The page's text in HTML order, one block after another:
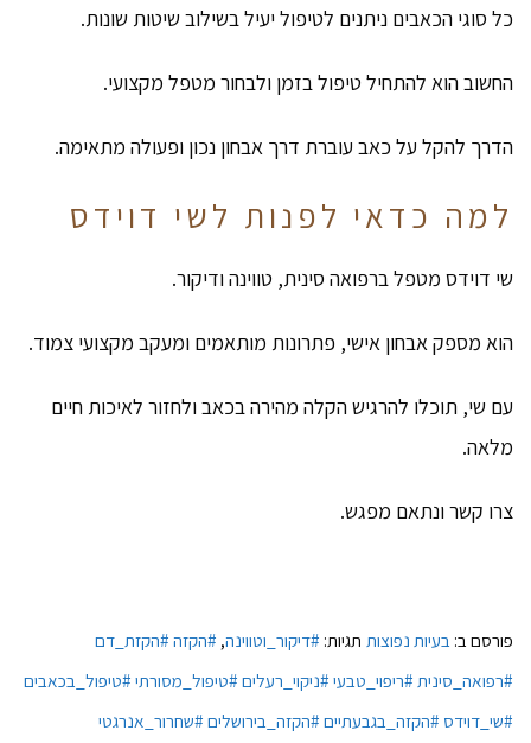
כל סוגי הכאבים ניתנים לטיפול יעיל בשילוב שיטות שונות.
החשוב הוא להתחיל טיפול בזמן ולבחור מטפל מקצועי.
הדרך להקל על כאב עוברת דרך אבחון נכון ופעולה מתאימה.
למה כדאי לפנות לשי דוידס
שי דוידס מטפל ברפואה סינית, טווינה ודיקור.
הוא מספק אבחון אישי, פתרונות מותאמים ומעקב מקצועי צמוד.
עם שי, תוכלו להרגיש הקלה מהירה בכאב ולחזור לאיכות חיים
מלאה.
צרו קשר ונתאם מפגש.
פורסם ב: בעיות נפוצות תגיות: #דיקור_וטווינה, #הקזה #הקזת_דם
#רפואה_סינית #ריפוי_טבעי #ניקוי_רעלים #טיפול_מסורתי #טיפול_בכאבים
#שי_דוידס #הקזה_בגבעתיים #הקזה_בירושלים #שחרור_אנרגטי